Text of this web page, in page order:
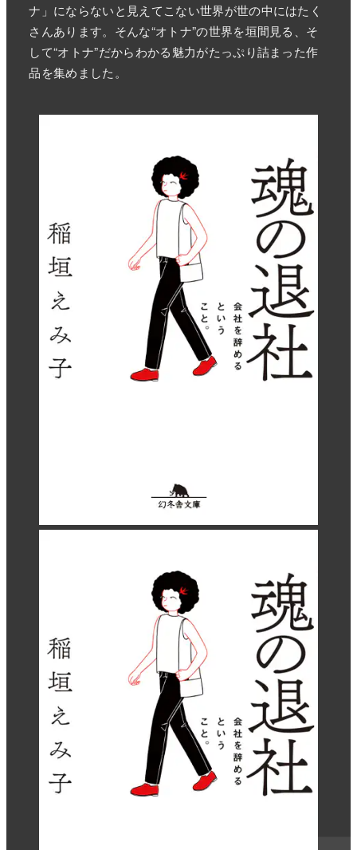
ナ」にならないと見えてこない世界が世の中にはたく
さんあります。そんな“オトナ”の世界を垣間見る、そ
して“オトナ”だからわかる魅力がたっぷり詰まった作
品を集めました。